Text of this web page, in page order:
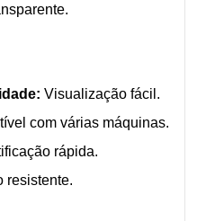
Visualização fácil.
com várias máquinas.
rápida.
resistente.